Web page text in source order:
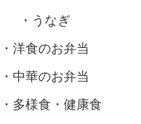
うなぎ
洋食のお弁当
中華のお弁当
多様食・健康食